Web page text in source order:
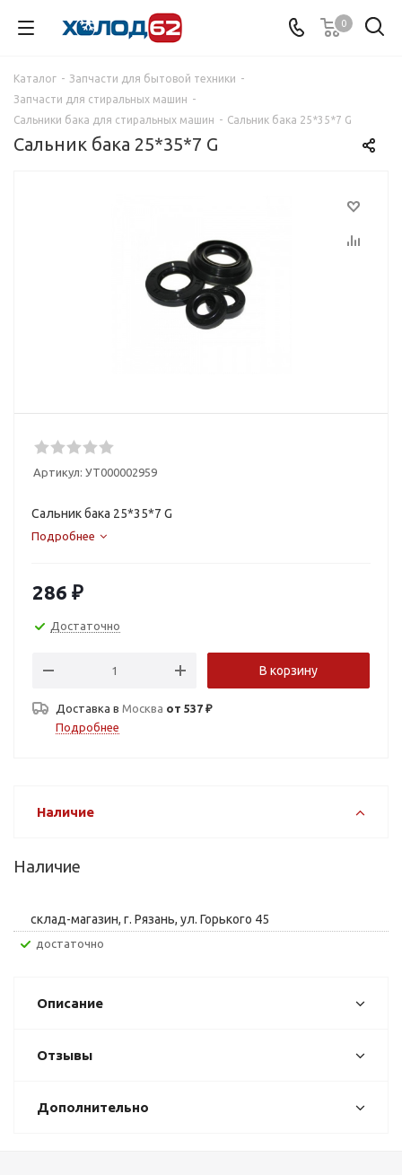
0
Каталог - Запчасти для бытовой техники -
Запчасти для стиральных машин -
Сальники бака для стиральных машин - Сальник бака 25*35*7 G
Сальник бака 25*35*7 G
Артикул: УТ000002959
Сальник бака 25*35*7 G
Подробнее
286 ₽
Достаточно
В корзину
Доставка в Москва от 537 ₽
Подробнее
Наличие
Наличие
склад-магазин, г. Рязань, ул. Горького 45
Достаточно
Описание
Отзывы
Дополнительно